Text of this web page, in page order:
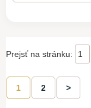
Prejsť na stránku:
1 2 >